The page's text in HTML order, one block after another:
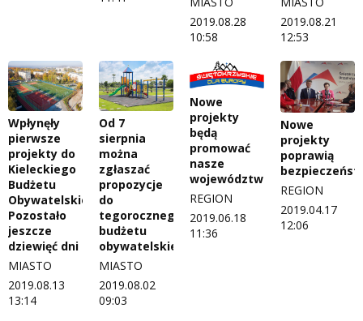
2019.08.28
10:58
2019.08.21
12:53
Wpłynęły
pierwsze
projekty do
Kieleckiego
Budżetu
Obywatelskiego.
Pozostało
jeszcze
dziewięć dni
MIASTO
2019.08.13
13:14
Od 7
sierpnia
można
zgłaszać
propozycje
do
tegorocznego
budżetu
obywatelskiego
MIASTO
2019.08.02
09:03
Nowe
projekty
będą
promować
nasze
województwo
REGION
2019.06.18
11:36
Nowe
projekty
poprawią
REGION
2019.04.17
12:06